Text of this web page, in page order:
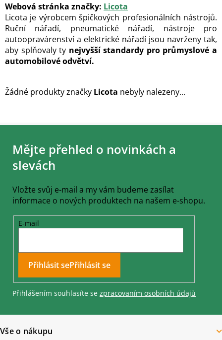
Webová stránka značky: Licota
Licota je výrobcem špičkových profesionálních nástrojů.
Ruční nářadí, pneumatické nářadí, nástroje pro
autoopravárenství a elektrické nářadí jsou navrženy tak,
aby splňovaly ty nejvyšší standardy pro průmyslové a
automobilové odvětví.
Žádné produkty značky Licota nebyly nalezeny...
Z
Mějte přehled o novinkách a
slevách
Vložte svůj e-mail a my vám budeme zasílat
informace o nových produktech na našem e-shopu.
E-mail
Přihlásit se
Přihlášením souhlasíte se zpracovaním osobních údajů
Vše o nákupu